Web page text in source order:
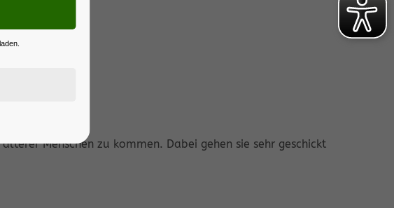
Menschen zu kommen. Dabei gehen sie sehr geschickt